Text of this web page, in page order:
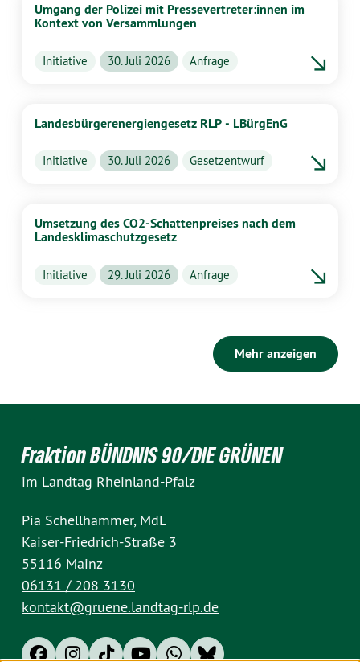
Umgang der Polizei mit Pressevertreter:innen im
Kontext von Versammlungen
Initiative 30. Juli 2026 Anfrage
Landesbürgerenergiengesetz RLP - LBürgEnG
Initiative 30. Juli 2026 Gesetzentwurf
Umsetzung des CO2-Schattenpreises nach dem
Landesklimaschutzgesetz
Initiative 29. Juli 2026 Anfrage
Mehr anzeigen
Fraktion BÜNDNIS 90/DIE GRÜNEN
im Landtag Rheinland-Pfalz
Pia Schellhammer, MdL
Kaiser-Friedrich-Straße 3
55116 Mainz
06131 / 208 3130
kontakt@gruene.landtag-rlp.de